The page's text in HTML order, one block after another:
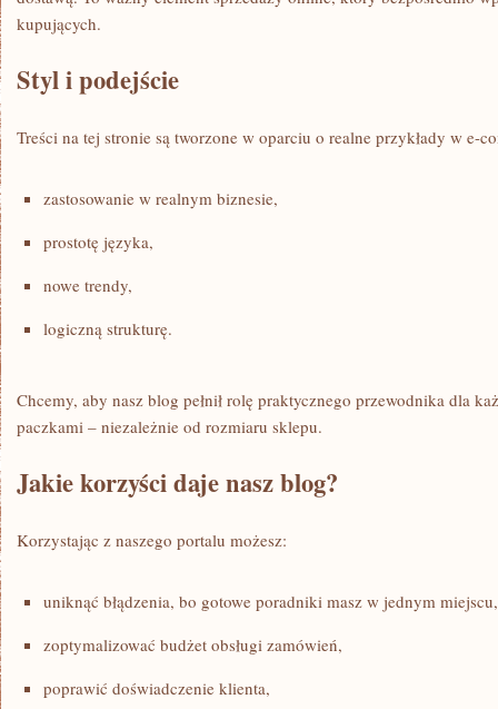
kupujących.
Styl i podejście
Treści na tej stronie są tworzone w oparciu o realne przykłady w e-
zastosowanie w realnym biznesie,
prostotę języka,
nowe trendy,
logiczną strukturę.
Chcemy, aby nasz blog pełnił rolę praktycznego przewodnika dla
paczkami – niezależnie od rozmiaru sklepu.
Jakie korzyści daje nasz blog?
Korzystając z naszego portalu możesz:
uniknąć błądzenia, bo gotowe poradniki masz w jednym miejscu,
zoptymalizować budżet obsługi zamówień,
poprawić doświadczenie klienta,